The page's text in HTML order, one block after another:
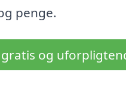
penge.
gratis og